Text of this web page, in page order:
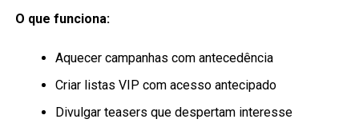
O que funciona:
Aquecer campanhas com antecedência
Criar listas VIP com acesso antecipado
Divulgar teasers que despertam interesse